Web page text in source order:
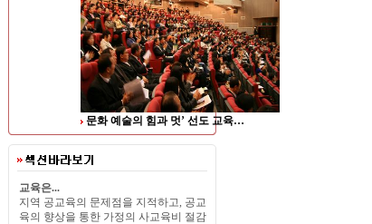
문화 예술의 힘과 멋’ 선도 교육…
교육은...
지역 공교육의 문제점을 지적하고, 공교
육의 향상을 통한 가정의 사교육비 절감